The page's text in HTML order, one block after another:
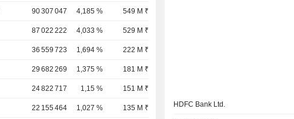
90 307 047 4,185 % 549 M ₹
87 022 222 4,033 % 529 M ₹
36 559 723 1,694 % 222 M ₹
29 682 269 1,375 % 181 M ₹
24 822 717 1,15 % 151 M ₹
22 155 464 1,027 % 135 M ₹ HDFC Bank Ltd.